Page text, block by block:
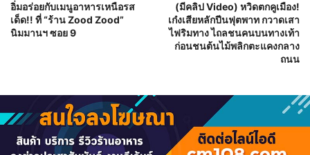
อิ่มอร่อยกับเมนูอาหารเหนือรส
เด็ด!! ที่ “ร้าน Zood Zood”
นิมมานฯ ซอย 9
(มีคลิป Video) หวิดตกคูเมือง!
เก๋งเสียหลักปีนฟุตพาท กวาดเสา
ไฟริมทาง ไถลชนคนบนทางเท้า
ก่อนชนต้นไม้พลิกตะแคงกลาง
ถนน